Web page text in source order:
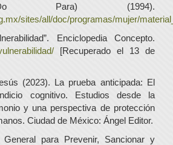
Para) (1994).
sites/all/doc/programas/mujer/
Enciclopedia Concepto.
[Recuperado el 13 de
(2023). La prueba anticipada: El
cognitivo. Estudios desde la
y una perspectiva de protección
Ciudad de México: Ángel Editor.
General para Prevenir, Sancionar y